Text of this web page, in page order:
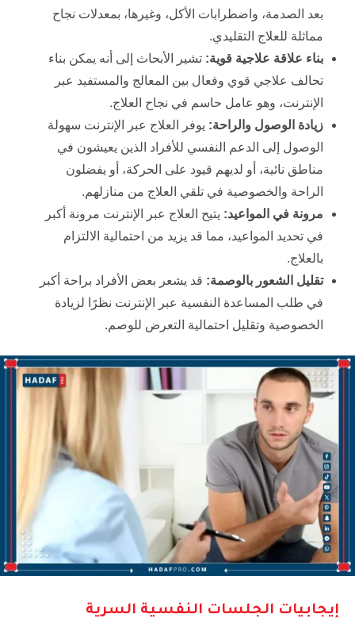
بعد الصدمة، واضطرابات الأكل، وغيرها، بمعدلات نجاح
مماثلة للعلاج التقليدي.
بناء علاقة علاجية قوية: تشير الأبحاث إلى أنه يمكن بناء
تحالف علاجي قوي وفعال بين المعالج والمستفيد عبر
الإنترنت، وهو عامل حاسم في نجاح العلاج.
زيادة الوصول والراحة: يوفر العلاج عبر الإنترنت سهولة
الوصول إلى الدعم النفسي للأفراد الذين يعيشون في
مناطق نائية، أو لديهم قيود على الحركة، أو يفضلون
الراحة والخصوصية في تلقي العلاج من منازلهم.
مرونة في المواعيد: يتيح العلاج عبر الإنترنت مرونة أكبر
في تحديد المواعيد، مما قد يزيد من احتمالية الالتزام
بالعلاج.
تقليل الشعور بالوصمة: قد يشعر بعض الأفراد براحة أكبر
في طلب المساعدة النفسية عبر الإنترنت نظرًا لزيادة
الخصوصية وتقليل احتمالية التعرض للوصم.
إيجابيات الجلسات النفسية السرية